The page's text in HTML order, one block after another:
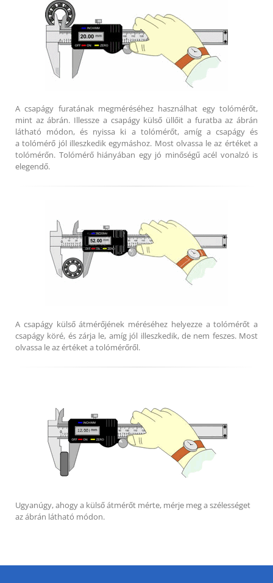
A csapágy furatának megméréséhez használhat egy tolómérőt,
mint az ábrán. Illessze a csapágy külső üllőit a furatba az ábrán
látható módon, és nyissa ki a tolómérőt, amíg a csapágy és
a tolómérő jól illeszkedik egymáshoz. Most olvassa le az értéket a
tolómérőn. Tolómérő hiányában egy jó minőségű acél vonalzó is
elegendő.
A csapágy külső átmérőjének méréséhez helyezze a tolómérőt a
csapágy köré, és zárja le, amíg jól illeszkedik, de nem feszes. Most
olvassa le az értéket a tolómérőről.
Ugyanúgy, ahogy a külső átmérőt mérte, mérje meg a szélességet
az ábrán látható módon.